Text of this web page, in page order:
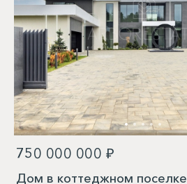
750 000 000 ₽
Дом в коттеджном поселке